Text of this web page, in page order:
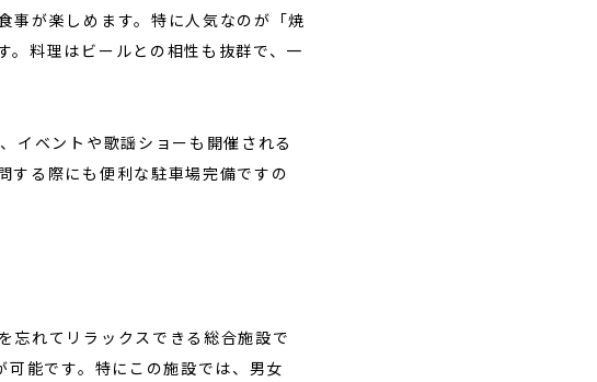
事が楽しめます。特に人気なのが「焼
。料理はビールとの相性も抜群で、一
イベントや歌謡ショーも開催される
する際にも便利な駐車場完備ですの
忘れてリラックスできる総合施設で
能です。特にこの施設では、男女